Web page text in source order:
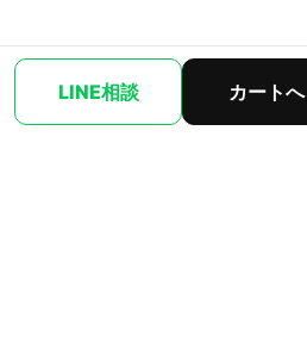
LINE相談 カートへ
パチセブン